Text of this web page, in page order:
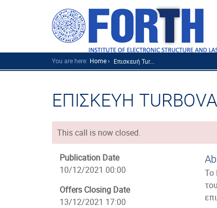
You are here: Home Επισκευή Tur...
ΕΠΙΣΚΕΥΗ
This call is now closed.
Publication Date
10/12/2021 00:00
Offers Closing Date
13/12/2021 17:00
Το